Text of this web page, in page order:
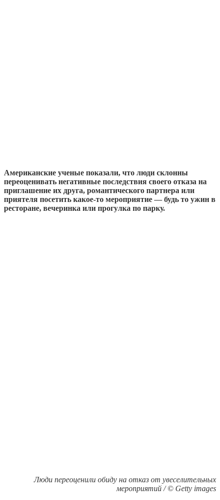
Американские ученые показали, что люди склонны
переоценивать негативные последствия своего отказа на
приглашение их друга, романтического партнера или
приятеля посетить какое-то мероприятие — будь то ужин в
ресторане, вечеринка или прогулка по парку.
Люди переоценили обиду на отказ от увеселительных
мероприятий / © Getty images